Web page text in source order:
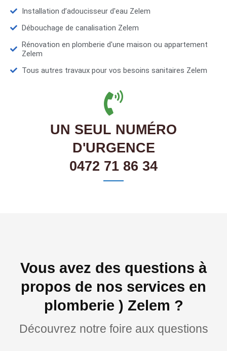
Installation d’adoucisseur d'eau Zelem
Débouchage de canalisation Zelem
Rénovation en plomberie d'une maison ou appartement
Zelem
Tous autres travaux pour vos besoins sanitaires Zelem
UN SEUL NUMÉRO
D'URGENCE
0472 71 86 34
Vous avez des questions à
propos de nos services en
plomberie ) Zelem ?
Découvrez notre foire aux questions